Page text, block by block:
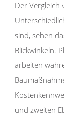
Der Vergleich
sind, sehen
Blickwinkeln.
arbeiten
und zweiten